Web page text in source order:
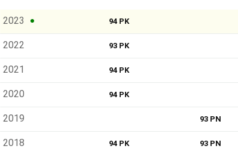
2023 94 PK
2022 93 PK
2021 94 PK
2020 94 PK
2019 93 PN
2018 94 PK 93 PN